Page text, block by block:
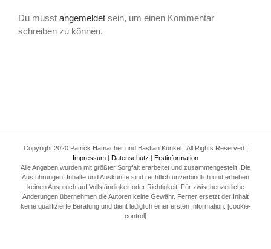
Du musst angemeldet sein, um einen Kommentar
schreiben zu können.
Copyright 2020 Patrick Hamacher und Bastian Kunkel | All Rights Reserved |
Impressum | Datenschutz | Erstinformation
Alle Angaben wurden mit größter Sorgfalt erarbeitet und zusammengestellt. Die
Ausführungen, Inhalte und Auskünfte sind rechtlich unverbindlich und erheben
keinen Anspruch auf Vollständigkeit oder Richtigkeit. Für zwischenzeitliche
Änderungen übernehmen die Autoren keine Gewähr. Ferner ersetzt der Inhalt
keine qualifizierte Beratung und dient lediglich einer ersten Information. [cookie-
control]